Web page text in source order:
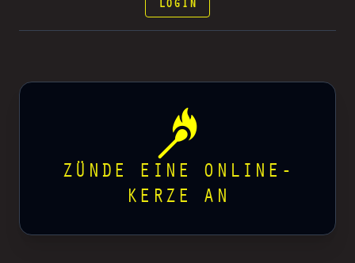
LOGIN
ZÜNDE EINE ONLINE-
KERZE AN